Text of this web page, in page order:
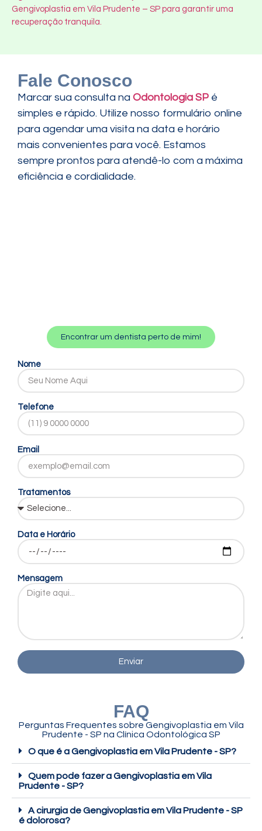
Gengivoplastia em Vila Prudente – SP para garantir uma
recuperação tranquila.
Fale Conosco
Marcar sua consulta na Odontologia SP é
simples e rápido. Utilize nosso formulário online
para agendar uma visita na data e horário
mais convenientes para você. Estamos
sempre prontos para atendê-lo com a máxima
eficiência e cordialidade.
Encontrar um dentista perto de mim!
Nome
Telefone
Email
Tratamentos
Data e Horário
Mensagem
Enviar
FAQ
Perguntas Frequentes sobre Gengivoplastia em Vila
Prudente - SP na Clínica Odontológica SP
O que é a Gengivoplastia em Vila Prudente - SP?
Quem pode fazer a Gengivoplastia em Vila
Prudente - SP?
A cirurgia de Gengivoplastia em Vila Prudente - SP
é dolorosa?